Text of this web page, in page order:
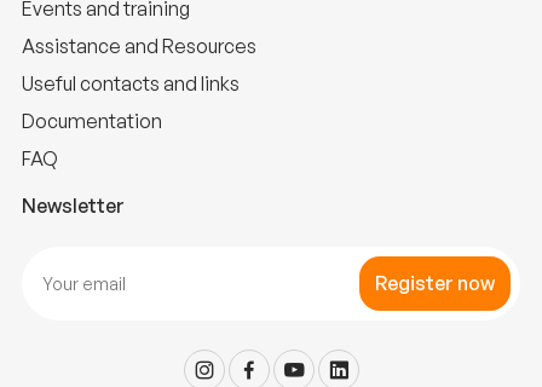
Events and training
Assistance and Resources
Useful contacts and links
Documentation
FAQ
Newsletter
Register now